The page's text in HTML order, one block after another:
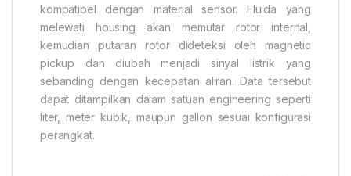
kompatibel dengan material sensor. Fluida yang
melewati housing akan memutar rotor internal,
kemudian putaran rotor dideteksi oleh magnetic
pickup dan diubah menjadi sinyal listrik yang
sebanding dengan kecepatan aliran. Data tersebut
dapat ditampilkan dalam satuan engineering seperti
liter, meter kubik, maupun gallon sesuai konfigurasi
perangkat.